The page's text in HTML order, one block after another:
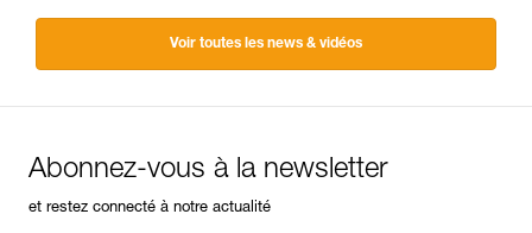
Voir toutes les news & vidéos
Abonnez-vous à la newsletter
et restez connecté à notre actualité